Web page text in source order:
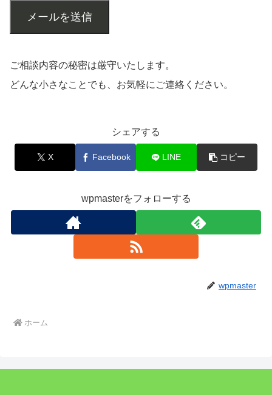
メールを送信
ご相談内容の秘密は厳守いたします。
どんな小さなことでも、お気軽にご連絡ください。
シェアする
X Facebook LINE コピー
wpmasterをフォローする
wpmaster
ホーム